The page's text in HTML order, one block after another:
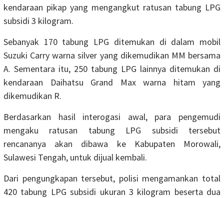
kendaraan pikap yang mengangkut ratusan tabung LPG
subsidi 3 kilogram.
Sebanyak 170 tabung LPG ditemukan di dalam mobil
Suzuki Carry warna silver yang dikemudikan MM bersama
A. Sementara itu, 250 tabung LPG lainnya ditemukan di
kendaraan Daihatsu Grand Max warna hitam yang
dikemudikan R.
Berdasarkan hasil interogasi awal, para pengemudi
mengaku ratusan tabung LPG subsidi tersebut
rencananya akan dibawa ke Kabupaten Morowali,
Sulawesi Tengah, untuk dijual kembali.
Dari pengungkapan tersebut, polisi mengamankan total
420 tabung LPG subsidi ukuran 3 kilogram beserta dua